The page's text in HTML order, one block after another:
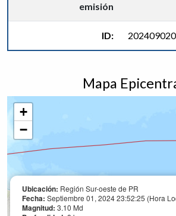
emisión
ID:
Mapa
Ubicación: Región Sur-oeste de PR
Fecha: Septiembre 01, 2024 23:52:25 (Hora
Magnitud: 3.10 Md
+
−